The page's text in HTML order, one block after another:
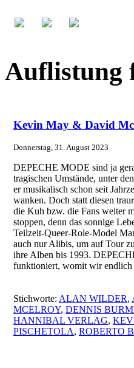
Auflistung
Kevin May & David
Donnerstag, 31. August 2023
DEPECHE MODE sind ja
tragischen Umstände, unter
er musikalisch schon seit
wanken. Doch statt diesen
die Kuh bzw. die Fans weiter
stoppen, denn das sonnige
Teilzeit-Queer-Role-Model
auch nur Alibis, um auf Tour
ihre Alben bis 1993.
funktioniert, womit wir endlich
Stichworte: ALAN WILDER,
MCELROY, DENNIS
HANNIBAL VERLAG,
PISCHETOLA, ROBERTO